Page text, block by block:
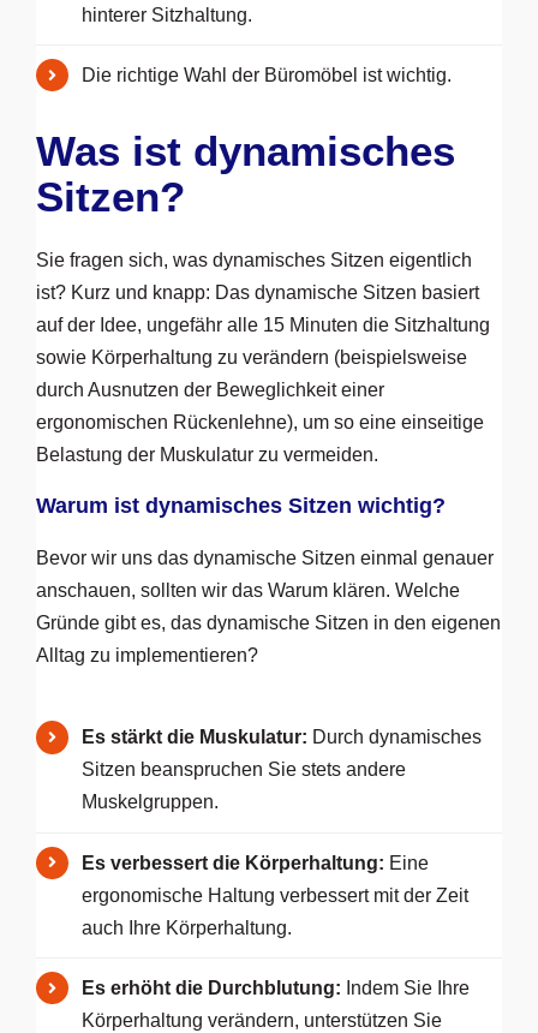
hinterer Sitzhaltung.
Die richtige Wahl der Büromöbel ist wichtig.
Was ist dynamisches
Sitzen?
Sie fragen sich, was dynamisches Sitzen eigentlich
ist? Kurz und knapp: Das dynamische Sitzen basiert
auf der Idee, ungefähr alle 15 Minuten die Sitzhaltung
sowie Körperhaltung zu verändern (beispielsweise
durch Ausnutzen der Beweglichkeit einer
ergonomischen Rückenlehne), um so eine einseitige
Belastung der Muskulatur zu vermeiden.
Warum ist dynamisches Sitzen wichtig?
Bevor wir uns das dynamische Sitzen einmal genauer
anschauen, sollten wir das Warum klären. Welche
Gründe gibt es, das dynamische Sitzen in den eigenen
Alltag zu implementieren?
Es stärkt die Muskulatur: Durch dynamisches
Sitzen beanspruchen Sie stets andere
Muskelgruppen.
Es verbessert die Körperhaltung: Eine
ergonomische Haltung verbessert mit der Zeit
auch Ihre Körperhaltung.
Es erhöht die Durchblutung: Indem Sie Ihre
Körperhaltung verändern, unterstützen Sie